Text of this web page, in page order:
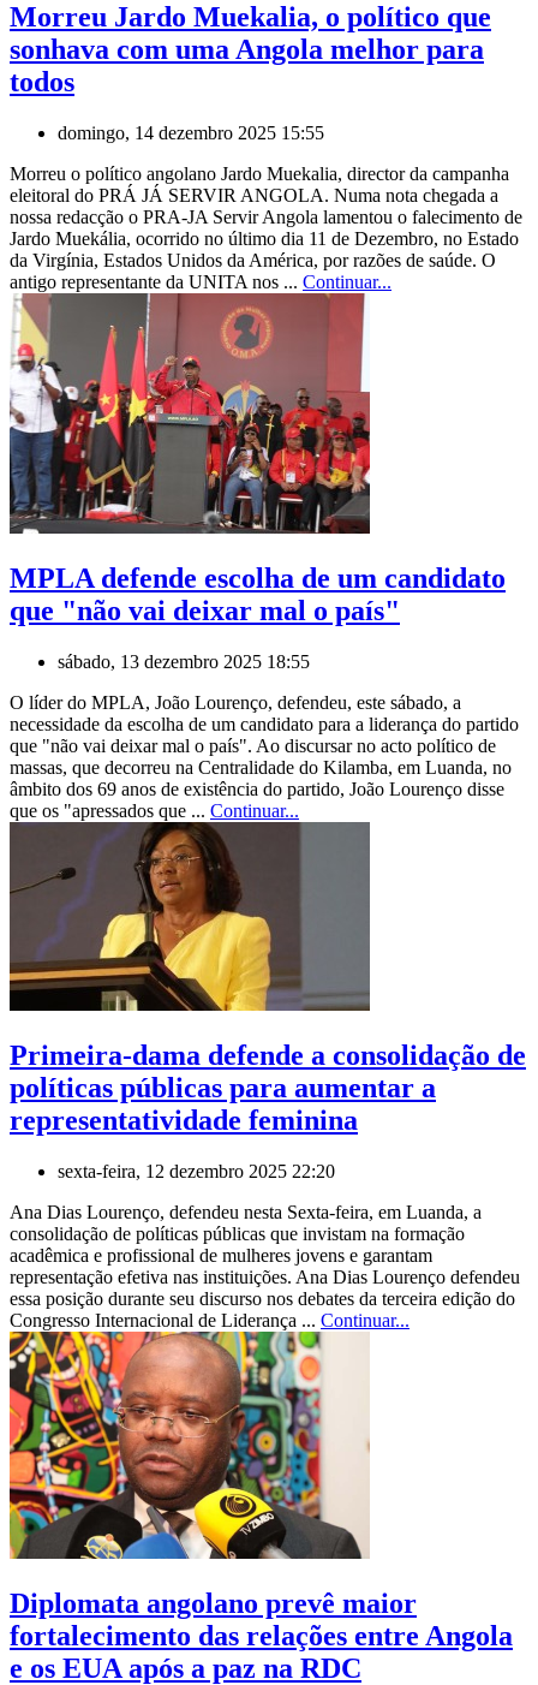
Morreu Jardo Muekalia, o político que
sonhava com uma Angola melhor para
todos
domingo, 14 dezembro 2025 15:55
Morreu o político angolano Jardo Muekalia, director da campanha
eleitoral do PRÁ JÁ SERVIR ANGOLA. Numa nota chegada a
nossa redacção o PRA-JA Servir Angola lamentou o falecimento de
Jardo Muekália, ocorrido no último dia 11 de Dezembro, no Estado
da Virgínia, Estados Unidos da América, por razões de saúde. O
antigo representante da UNITA nos ... Continuar...
MPLA defende escolha de um candidato
que "não vai deixar mal o país"
sábado, 13 dezembro 2025 18:55
O líder do MPLA, João Lourenço, defendeu, este sábado, a
necessidade da escolha de um candidato para a liderança do partido
que "não vai deixar mal o país". Ao discursar no acto político de
massas, que decorreu na Centralidade do Kilamba, em Luanda, no
âmbito dos 69 anos de existência do partido, João Lourenço disse
que os "apressados que ... Continuar...
Primeira-dama defende a consolidação de
políticas públicas para aumentar a
representatividade feminina
sexta-feira, 12 dezembro 2025 22:20
Ana Dias Lourenço, defendeu nesta Sexta-feira, em Luanda, a
consolidação de políticas públicas que invistam na formação
acadêmica e profissional de mulheres jovens e garantam
representação efetiva nas instituições. Ana Dias Lourenço defendeu
essa posição durante seu discurso nos debates da terceira edição do
Congresso Internacional de Liderança ... Continuar...
Diplomata angolano prevê maior
fortalecimento das relações entre Angola
e os EUA após a paz na RDC